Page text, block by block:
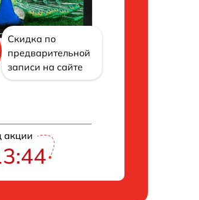
Скидка по
предварительной
записи на сайте
акции